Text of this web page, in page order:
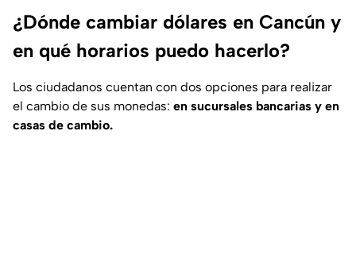
¿Dónde cambiar dólares en Cancún y
en qué horarios puedo hacerlo?
Los ciudadanos cuentan con dos opciones para realizar
el cambio de sus monedas: en sucursales bancarias y en
casas de cambio.